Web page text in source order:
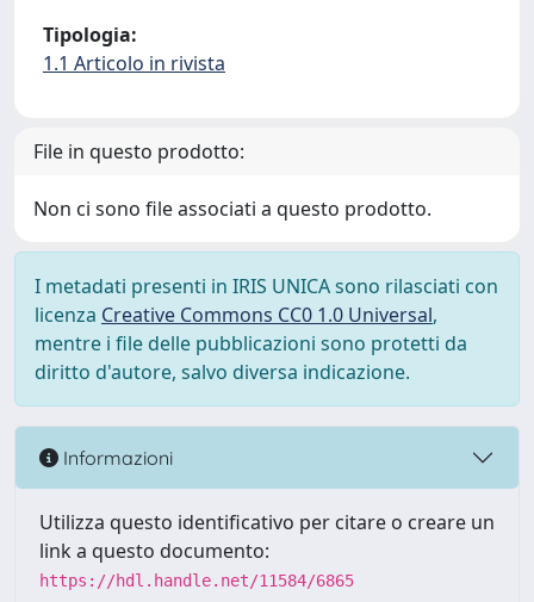
Tipologia:
1.1 Articolo in rivista
File in questo prodotto:
Non ci sono file associati a questo prodotto.
I metadati presenti in IRIS UNICA sono rilasciati con
licenza Creative Commons CC0 1.0 Universal,
mentre i file delle pubblicazioni sono protetti da
diritto d'autore, salvo diversa indicazione.
Informazioni
Utilizza questo identificativo per citare o creare un
link a questo documento:
https://hdl.handle.net/11584/6865